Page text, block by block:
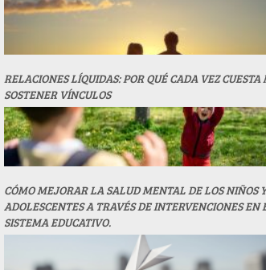
RELACIONES LÍQUIDAS: POR QUÉ CADA VEZ CUESTA
SOSTENER VÍNCULOS
CÓMO MEJORAR LA SALUD MENTAL DE LOS NIÑOS Y
ADOLESCENTES A TRAVÉS DE INTERVENCIONES EN
SISTEMA EDUCATIVO.